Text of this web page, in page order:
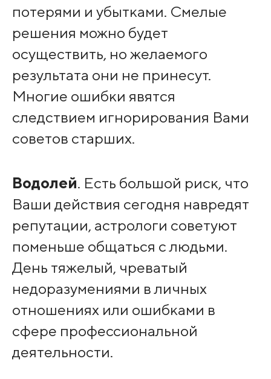
потерями и убытками. Смелые
решения можно будет
осуществить, но желаемого
результата они не принесут.
Многие ошибки явятся
следствием игнорирования Вами
советов старших.
Водолей. Есть большой риск, что
Ваши действия сегодня навредят
репутации, астрологи советуют
поменьше общаться с людьми.
День тяжелый, чреватый
недоразумениями в личных
отношениях или ошибками в
сфере профессиональной
деятельности.